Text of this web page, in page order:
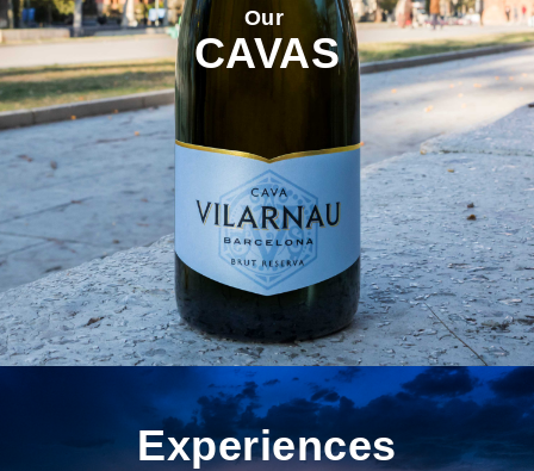
Our
CAVAS
Experiences